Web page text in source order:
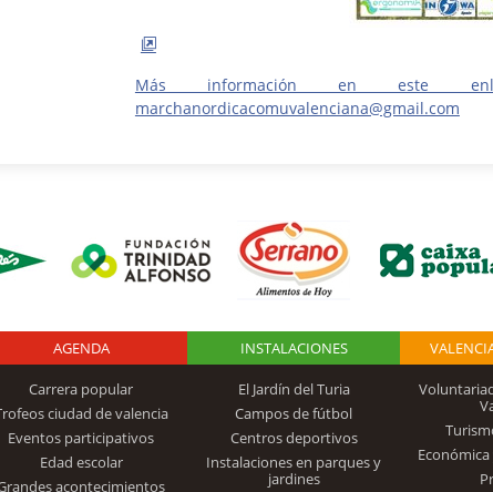
Más información en este
marchanordicacomuvalenciana@gmail.com
Logo Fundación
Trinidad Alfonso
AGENDA
Carrera popular
ciudad de valencia
Eventos participativos
Edad escolar
acontecimientos
INSTALACIONES
El Jardín del Turia
Campos de fútbol
Centros deportivos
Instalaciones en parques y
jardines